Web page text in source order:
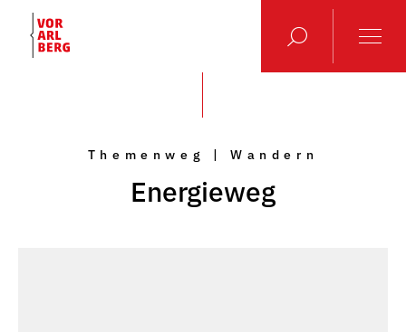
Themenweg | Wandern
Energieweg